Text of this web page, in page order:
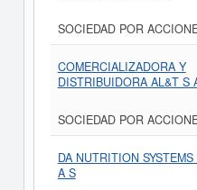
SOCIEDAD POR
COMERCIALIZADORA Y
DISTRIBUIDORA AL&T S
SOCIEDAD POR
DA NUTRITION SYSTEMS
A S